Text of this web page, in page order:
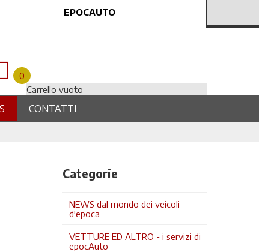
EPOCAUTO
0
Carrello vuoto
CONTATTI
Categorie
NEWS dal mondo dei veicoli
d'epoca
VETTURE ED ALTRO - i servizi di
epocAuto